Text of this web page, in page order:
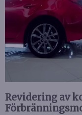
Revidering av